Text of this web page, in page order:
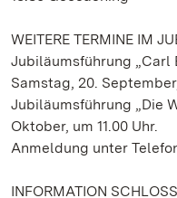
WEITERE TERMINE IM
Jubiläumsführung „Carl
Samstag, 20.
Jubiläumsführung „Die
Oktober, um 11.00 Uhr.
Anmeldung unter
INFORMATION